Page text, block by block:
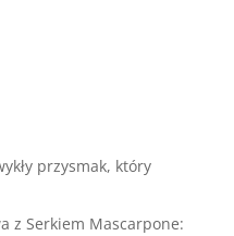
przysmak, który
z Serkiem Mascarpone: